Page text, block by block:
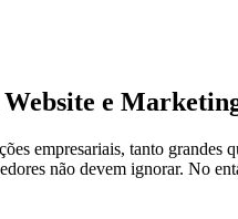
e
empresariais, tanto grandes
não devem ignorar. No